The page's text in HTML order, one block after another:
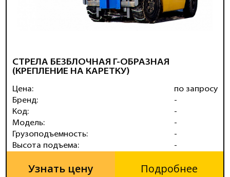
СТРЕЛА БЕЗБЛОЧНАЯ Г-ОБРАЗНАЯ
(КРЕПЛЕНИЕ НА КАРЕТКУ)
Цена:
Бренд:
Код:
Модель:
Грузоподъемность:
Высота подъема:
по запросу
-
-
-
-
-
Узнать цену Подробнее